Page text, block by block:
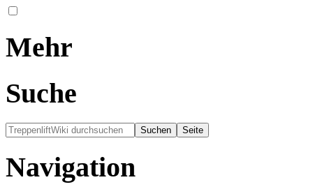
Mehr
Suche
Navigation